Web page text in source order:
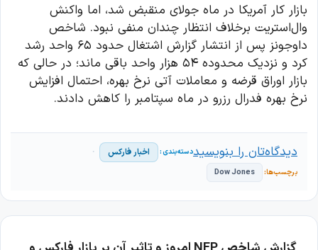
بازار کار آمریکا در ماه جولای منقبض شد، اما واکنش
وال‌استریت برخلاف انتظار چندان منفی نبود. شاخص
داوجونز پس از انتشار گزارش اشتغال حدود ۶۵ واحد رشد
کرد و نزدیک محدوده ۵۴ هزار واحد باقی ماند؛ در حالی که
بازار اوراق قرضه و معاملات آتی نرخ بهره، احتمال افزایش
نرخ بهره فدرال رزرو در ماه سپتامبر را کاهش دادند.
اخبار فارکس
Dow Jones
دیدگاه‌تان را بنویسید